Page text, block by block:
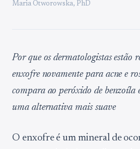
Maria Otworowska, PhD
Por que os dermatologistas estão
enxofre novamente para acne e
compara ao peróxido de benzoíla
uma alternativa mais suave
O enxofre é um mineral de